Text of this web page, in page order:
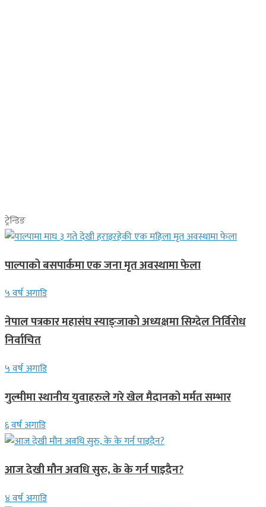
ट्रेन्डिङ
पाल्पाको बसपार्कमा एक जना मृत अवस्थामा फेला
५ वर्ष अगाडि
नेपाल पत्रकार महासंघ स्याङ्जाको अध्यक्षमा सिग्देल निर्विरोध
निर्वाचित
५ वर्ष अगाडि
गुल्मीमा स्थानीय युवाहरुले गरे खेल मैदानको मर्मत सम्भार
६ वर्ष अगाडि
आज देखी मौन अवधि सुरु, के के गर्न पाइदैन?
४ वर्ष अगाडि